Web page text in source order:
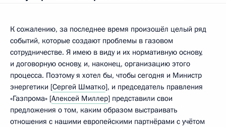
К сожалению, за последнее время произошёл целый ряд
событий, которые создают проблемы в газовом
сотрудничестве. Я имею в виду и их нормативную основу,
и договорную основу, и, наконец, организацию этого
процесса. Поэтому я хотел бы, чтобы сегодня и Министр
энергетики [Сергей Шматко], и председатель правления
«Газпрома» [Алексей Миллер] представили свои
предложения о том, каким образом выстраивать
отношения с нашими европейскими партнёрами с учётом